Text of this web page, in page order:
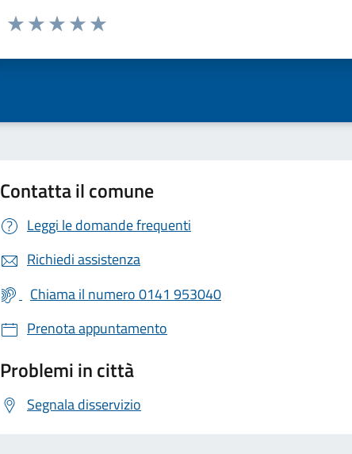
Valuta da 1 a 5 stelle la pagina
Contatta il comune
Leggi le domande frequenti
Richiedi assistenza
Chiama il numero 0141 953040
Prenota appuntamento
Problemi in città
Segnala disservizio